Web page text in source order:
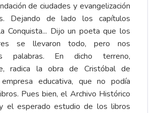
de ciudades y evangelización
Dejando de lado los capítulos
Conquista... Dijo un poeta que los
se llevaron todo, pero nos
palabras. En dicho terreno,
radica la obra de Cristóbal de
educativa, que no podía
Pues bien, el Archivo Histórico
el esperado estudio de los libros